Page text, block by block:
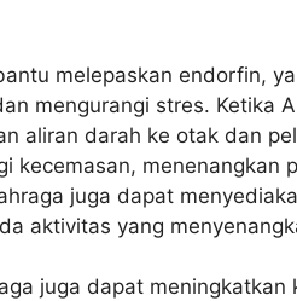
melepaskan endorfin,
mengurangi stres. Ketika
aliran darah ke otak dan
kecemasan, menenangkan
juga dapat
aktivitas yang
juga dapat